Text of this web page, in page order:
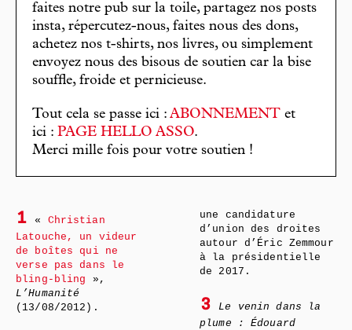
faites notre pub sur la toile, partagez nos posts
insta, répercutez-nous, faites nous des dons,
achetez nos t-shirts, nos livres, ou simplement
envoyez nous des bisous de soutien car la bise
souffle, froide et pernicieuse.
Tout cela se passe ici : ABONNEMENT et
ici : PAGE HELLO ASSO.
Merci mille fois pour votre soutien !
1 « Christian
Latouche, un videur
de boîtes qui ne
verse pas dans le
bling-bling »,
L’Humanité
(13/08/2012).
une candidature
d’union des droites
autour d’Éric Zemmour
à la présidentielle
de 2017.
3
Le venin dans la
plume : Édouard